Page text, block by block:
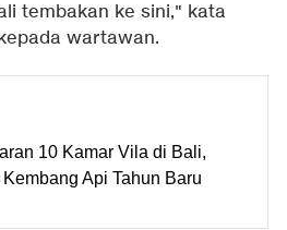
tembakan ke sini," kata
wartawan.
10 Kamar Vila di Bali,
Api Tahun Baru